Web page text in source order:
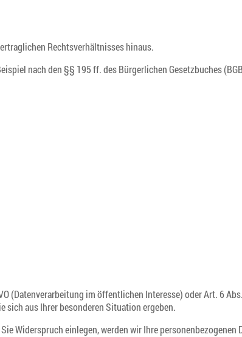
Rechtsverhältnisses hinaus.
nach den §§ 195 ff. des Bürgerlichen Gesetzbuches
(Datenverarbeitung im öffentlichen Interesse) oder Art. 6
sich aus Ihrer besonderen Situation ergeben.
Widerspruch einlegen, werden wir Ihre personenbezogenen